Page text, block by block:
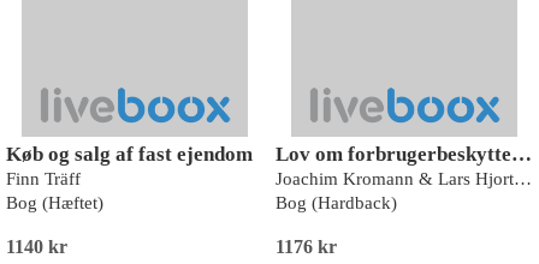
Køb og salg af fast ejendom
Finn Träff
Bog (Hæftet)
1140 kr
Lov om forbrugerbeskyttelse ved erhvervelse af fast ejendom m.v.
Joachim Kromann & Lars Hjortnæs
Bog (Hardback)
1176 kr